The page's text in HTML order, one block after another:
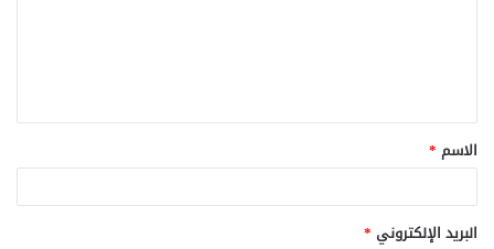
ق
*
الاسم *
البريد الإلكتروني *